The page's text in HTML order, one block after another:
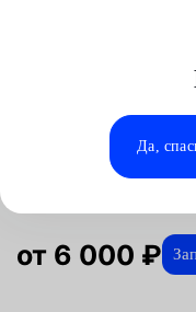
Да,
Замена
от 6 000 ₽